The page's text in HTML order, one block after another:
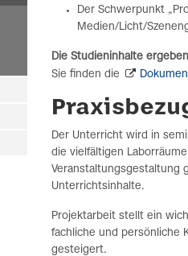
Der Schwerpunkt
Medien/Licht/
Die Studieninhalte
Sie finden die
Der Unterricht wird in
die vielfältigen
Veranstaltungsgestaltung
Unterrichtsinhalte.
Projektarbeit stellt ein
fachliche und persönliche
gesteigert.